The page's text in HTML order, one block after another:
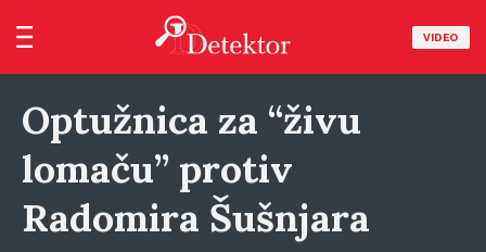
VIDEO
Optužnica za “živu
lomaču” protiv
Radomira Šušnjara